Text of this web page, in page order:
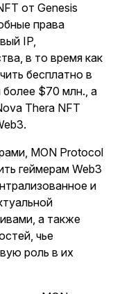
от Genesis
права
IP,
в то время как
бесплатно в
более $70 млн., а
Thera NFT
MON Protocol
геймерам Web3
и
а также
чье
роль в их